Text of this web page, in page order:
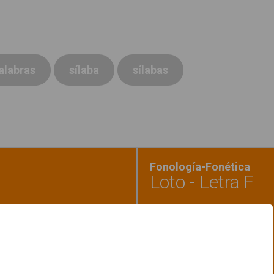
sílaba sílabas
Fonología-Fonética
Loto - Letra F